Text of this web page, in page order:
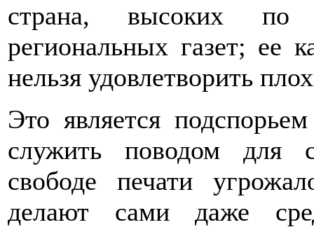
страна, высоких по
региональных газет; ее
нельзя удовлетворить
Это является
служить поводом для
свободе печати
делают сами даже